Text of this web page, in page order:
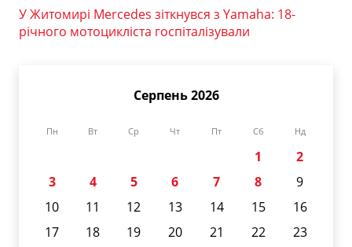
У Житомирі Mercedes зіткнувся з Yamaha: 18-
річного мотоцикліста госпіталізували
Серпень 2026
Пн Вт Ср Чт Пт Сб Нд
1
2
3
4 5 6 7 8
9
10
11 12 13 14 15
16
17
18 19 20 21 22
23